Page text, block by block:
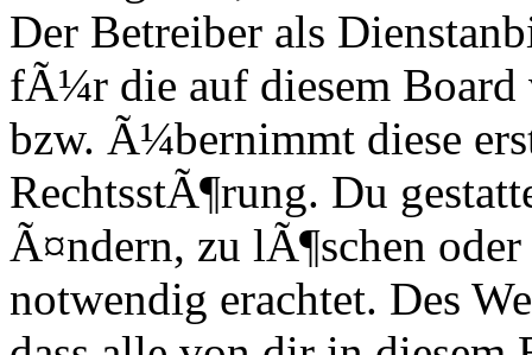
Der Betreiber als
fÃ¼r die auf diesem
bzw. Ã¼bernimmt diese
RechtsstÃ¶rung. Du
Ã¤ndern, zu lÃ¶schen
notwendig erachtet. Des